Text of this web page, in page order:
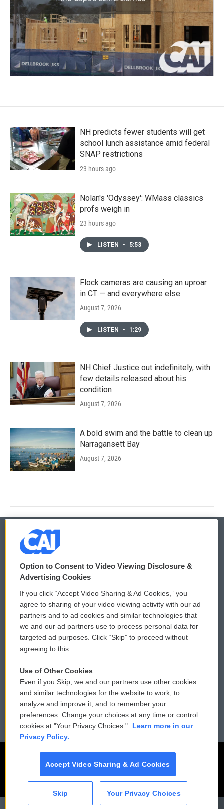
CAI
NH predicts fewer students will get
school lunch assistance amid federal
SNAP restrictions
23 hours ago
Nolan's 'Odyssey': WMass classics
profs weigh in
23 hours ago
LISTEN • 5:53
Flock cameras are causing an uproar
in CT — and everywhere else
August 7, 2026
LISTEN • 1:29
NH Chief Justice out indefinitely, with
few details released about his
condition
August 7, 2026
A bold swim and the battle to clean up
Narragansett Bay
August 7, 2026
© 2026
Privacy and Terms
Comments Policy
Donor Privacy Policy
Contact Us
Reports and Filings
Employment
WCAI eNews Sign Up
Submit a PSA
Vehicle Donation
Public File Assistance
FCC Public Files
Option to Consent to Video Viewing Disclosure &
Advertising Cookies
If you click “Accept Video Sharing & Ad Cookies,” you
agree to sharing of your video viewing activity with our ad
partners and to ad cookies and similar technologies that
we and our ad partners use to process personal data for
targeted ad purposes. Click “Skip” to proceed without
agreeing to this.
Use of Other Cookies
Even if you Skip, we and our partners use other cookies
and similar technologies for the website to work, to
analyze and improve it, and to remember your
preferences. Change your choices at any time or control
cookies at "Your Privacy Choices."
Learn more in our
Privacy Policy.
Accept Video Sharing & Ad Cookies
Skip Your Privacy Choices